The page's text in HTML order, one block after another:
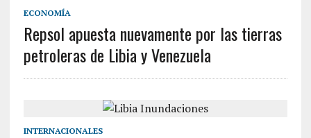
ECONOMÍA
Repsol apuesta nuevamente por las tierras
petroleras de Libia y Venezuela
INTERNACIONALES